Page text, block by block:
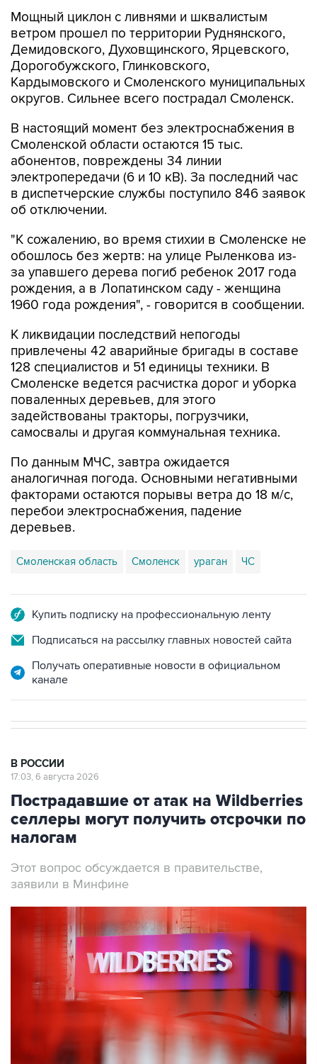
Мощный циклон с ливнями и шквалистым
ветром прошел по территории Руднянского,
Демидовского, Духовщинского, Ярцевского,
Дорогобужского, Глинковского,
Кардымовского и Смоленского муниципальных
округов. Сильнее всего пострадал Смоленск.
В настоящий момент без электроснабжения в
Смоленской области остаются 15 тыс.
абонентов, повреждены 34 линии
электропередачи (6 и 10 кВ). За последний час
в диспетчерские службы поступило 846 заявок
об отключении.
"К сожалению, во время стихии в Смоленске не
обошлось без жертв: на улице Рыленкова из-
за упавшего дерева погиб ребенок 2017 года
рождения, а в Лопатинском саду - женщина
1960 года рождения", - говорится в сообщении.
К ликвидации последствий непогоды
привлечены 42 аварийные бригады в составе
128 специалистов и 51 единицы техники. В
Смоленске ведется расчистка дорог и уборка
поваленных деревьев, для этого
задействованы тракторы, погрузчики,
самосвалы и другая коммунальная техника.
По данным МЧС, завтра ожидается
аналогичная погода. Основными негативными
факторами остаются порывы ветра до 18 м/с,
перебои электроснабжения, падение
деревьев.
Смоленская область Смоленск ураган ЧС
Купить подписку на профессиональную ленту
Подписаться на рассылку главных новостей сайта
Получать оперативные новости в официальном
канале
В РОССИИ
17:03, 6 августа 2026
Пострадавшие от атак на Wildberries
селлеры могут получить отсрочки по
налогам
Этот вопрос обсуждается в правительстве,
заявили в Минфине